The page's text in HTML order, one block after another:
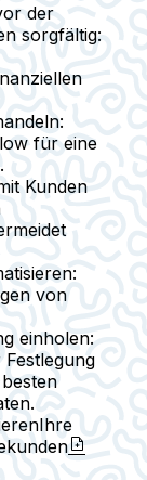
der
sorgfältig:
:
für eine
Kunden
:
von
einholen:
Ihre